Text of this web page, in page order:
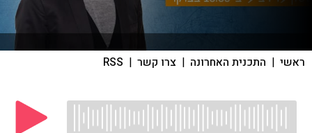
ראשי | התכנית האחרונה | צרו קשר |
RSS